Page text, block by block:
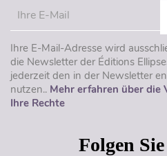
Ihre E-Mail-Adresse wird
die Newsletter der Éditions
jederzeit den in der Newsletter
nutzen.. Mehr erfahren über die
Ihre Rechte
Folgen